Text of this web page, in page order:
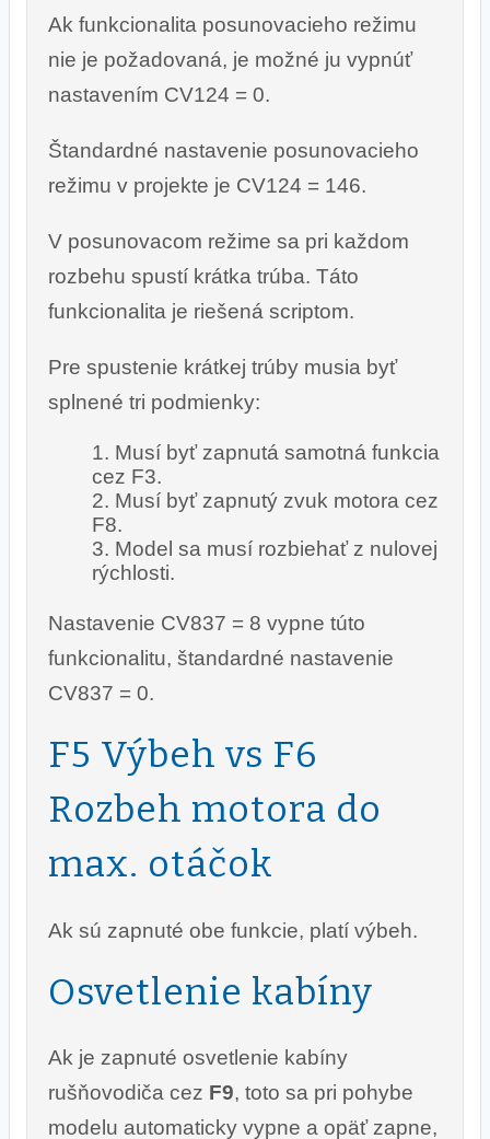
Ak funkcionalita posunovacieho režimu
nie je požadovaná, je možné ju vypnúť
nastavením CV124 = 0.
Štandardné nastavenie posunovacieho
režimu v projekte je CV124 = 146.
V posunovacom režime sa pri každom
rozbehu spustí krátka trúba. Táto
funkcionalita je riešená scriptom.
Pre spustenie krátkej trúby musia byť
splnené tri podmienky:
Musí byť zapnutá samotná funkcia
cez F3.
Musí byť zapnutý zvuk motora cez
F8.
Model sa musí rozbiehať z nulovej
rýchlosti.
Nastavenie CV837 = 8 vypne túto
funkcionalitu, štandardné nastavenie
CV837 = 0.
F5 Výbeh vs F6
Rozbeh motora do
max. otáčok
Ak sú zapnuté obe funkcie, platí výbeh.
Osvetlenie kabíny
Ak je zapnuté osvetlenie kabíny
rušňovodiča cez F9, toto sa pri pohybe
modelu automaticky vypne a opäť zapne,